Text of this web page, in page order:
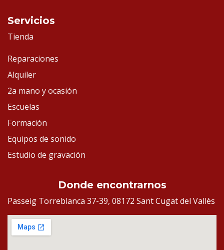
Servicios
Tienda
Reparaciones
Alquiler
2a mano y ocasión
Escuelas
Formación
Equipos de sonido
Estudio de gravación
Donde encontrarnos
Passeig Torreblanca 37-39, 08172 Sant Cugat del Vallès